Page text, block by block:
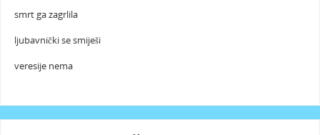
smrt ga zagrlila
ljubavnički se smiješi
veresije nema